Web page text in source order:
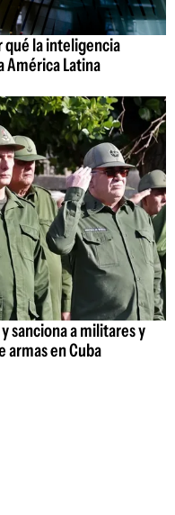
qué la inteligencia
América Latina
sanciona a militares y
armas en Cuba